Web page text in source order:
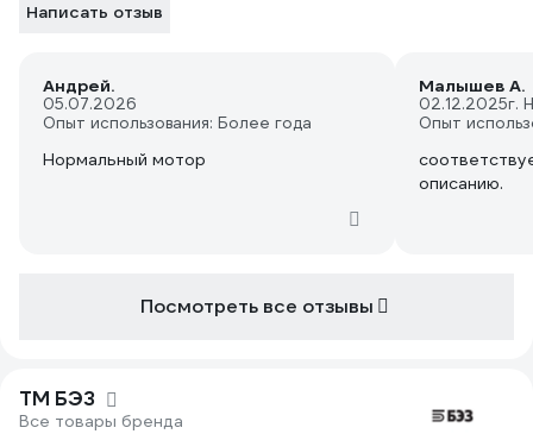
Написать отзыв
Андрей.
05.07.2026
Опыт использования: Более года
Нормальный мотор
Малышев А.
02.12.2025г.
Опыт
описанию.
Посмотреть все отзывы
ТМ БЭЗ
Все товары бренда